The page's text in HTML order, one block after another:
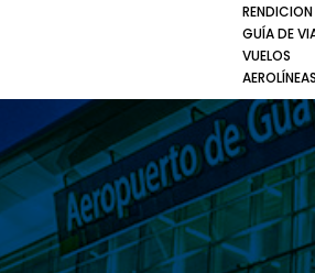
GUÍA DE
VUELOS
AEROLÍNEAS